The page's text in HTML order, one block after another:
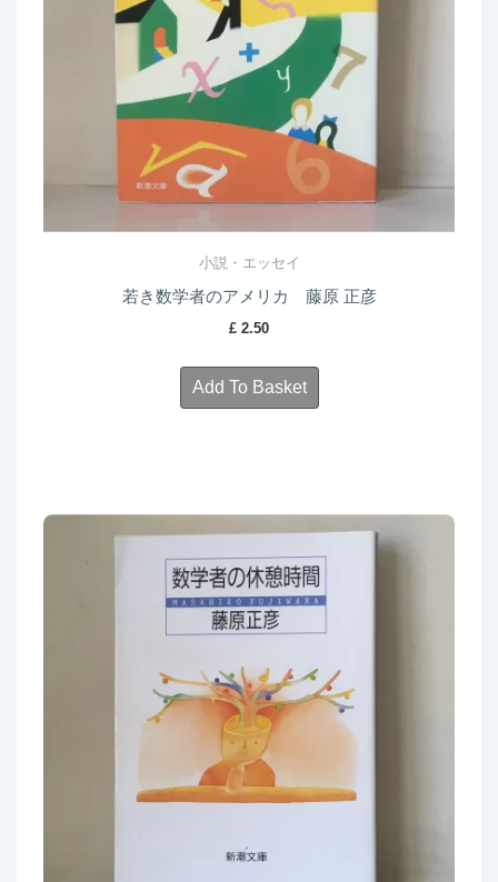
小説・エッセイ
若き数学者のアメリカ 藤原 正彦
£ 2.50
Add To Basket